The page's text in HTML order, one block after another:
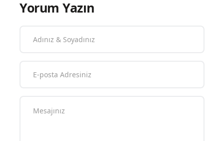
Yorum Yazın